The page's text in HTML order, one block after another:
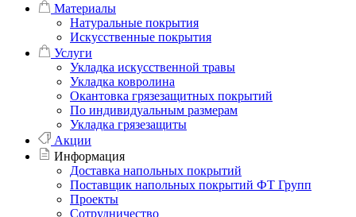
Материалы
Натуральные покрытия
Искусственные покрытия
Услуги
Укладка искусственной травы
Укладка ковролина
Окантовка грязезащитных покрытий
По индивидуальным размерам
Укладка грязезащиты
Акции
Информация
Доставка напольных покрытий
Поставщик напольных покрытий ФТ Групп
Проекты
Сотрудничество